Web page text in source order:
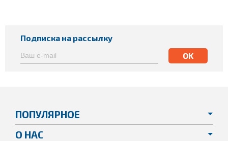
Подписка на рассылку
ПОПУЛЯРНОЕ
О НАС